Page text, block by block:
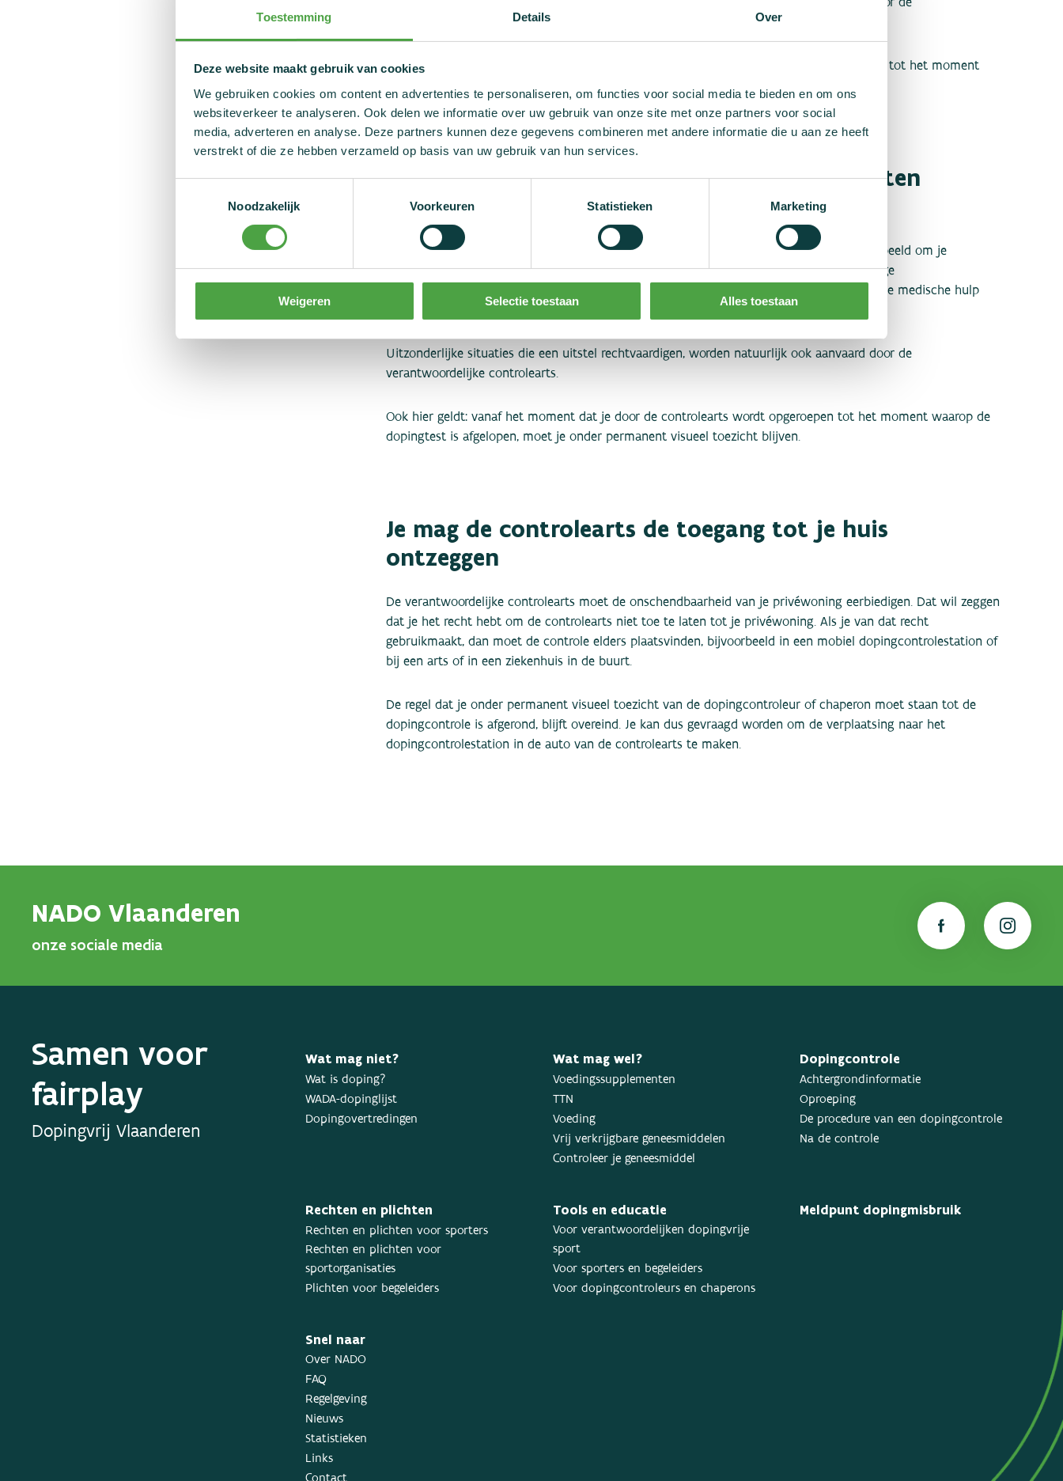
Toestemming Details Over
Deze website maakt gebruik van cookies
We gebruiken cookies om content en advertenties te personaliseren, om functies voor social media te bieden en om ons
websiteverkeer te analyseren. Ook delen we informatie over uw gebruik van onze site met onze partners voor social
media, adverteren en analyse. Deze partners kunnen deze gegevens combineren met andere informatie die u aan ze heeft
verstrekt of die ze hebben verzameld op basis van uw gebruik van hun services.
Noodzakelijk
Voorkeuren Statistieken Marketing
Weigeren Selectie toestaan Alles toestaan
Uitzonderlijke situaties die een uitstel rechtvaardigen, worden natuurlijk ook aanvaard door de
verantwoordelijke controlearts.
Belangrijk om te weten: vanaf het moment dat je door de controlearts wordt opgeroepen tot het moment
Je mag om uitstel vragen bij een controle buiten
wedstrijdverband
Ook buiten wedstrijdverband mag je vragen om de staalname even uit te stellen, bijvoorbeeld om je
trainingssessie af te werken, om een identificatiebewijs met foto te halen of om je wettige
vertegenwoordiger of begeleider erbij te halen. Je krijgt daarvoor een uur de tijd. Ook als je medische hulp
Uitzonderlijke situaties die een uitstel rechtvaardigen, worden natuurlijk ook aanvaard door de
verantwoordelijke controlearts.
Ook hier geldt: vanaf het moment dat je door de controlearts wordt opgeroepen tot het moment waarop de
dopingtest is afgelopen, moet je onder permanent visueel toezicht blijven.
Je mag de controlearts de toegang tot je huis
ontzeggen
De verantwoordelijke controlearts moet de onschendbaarheid van je privéwoning eerbiedigen. Dat wil zeggen
dat je het recht hebt om de controlearts niet toe te laten tot je privéwoning. Als je van dat recht
gebruikmaakt, dan moet de controle elders plaatsvinden, bijvoorbeeld in een mobiel dopingcontrolestation of
bij een arts of in een ziekenhuis in de buurt.
De regel dat je onder permanent visueel toezicht van de dopingcontroleur of chaperon moet staan tot de
dopingcontrole is afgerond, blijft overeind. Je kan dus gevraagd worden om de verplaatsing naar het
dopingcontrolestation in de auto van de controlearts te maken.
NADO Vlaanderen
onze sociale media
Samen voor
fairplay
Dopingvrij Vlaanderen
Wat mag niet?
Wat is doping?
WADA-dopinglijst
Dopingovertredingen
Wat mag wel?
Voedingssupplementen
TTN
Voeding
Vrij verkrijgbare geneesmiddelen
Controleer je geneesmiddel
Dopingcontrole
Achtergrondinformatie
Oproeping
De procedure van een dopingcontrole
Na de controle
Rechten en plichten
Rechten en plichten voor sporters
Rechten en plichten voor
sportorganisaties
Plichten voor begeleiders
Tools en educatie
Voor verantwoordelijken dopingvrije
sport
Voor sporters en begeleiders
Voor dopingcontroleurs en chaperons
Meldpunt dopingmisbruik
Snel naar
Over NADO
FAQ
Regelgeving
Nieuws
Statistieken
Links